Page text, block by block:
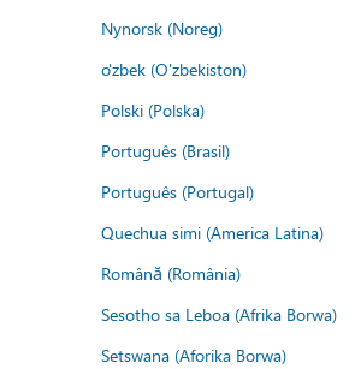
Nynorsk (Noreg)
o'zbek (O'zbekiston)
Polski (Polska)
Português (Brasil)
Português (Portugal)
Quechua simi (America Latina)
Română (România)
Sesotho sa Leboa (Afrika Borwa)
Setswana (Aforika Borwa)